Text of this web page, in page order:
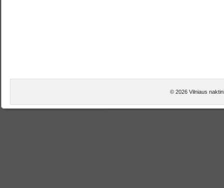
© 2026 Vilniaus